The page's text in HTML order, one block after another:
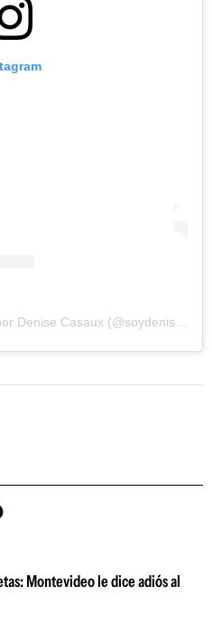
Una publicación compartida por Denise Casaux (@soydeniseok)
Montevideo le dice adiós al